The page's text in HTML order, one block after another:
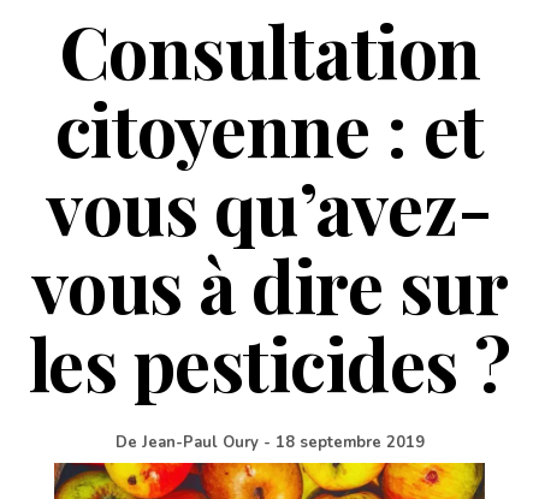
Consultation
citoyenne : et
vous qu’avez-
vous à dire sur
les pesticides ?
De Jean-Paul Oury - 18 septembre 2019